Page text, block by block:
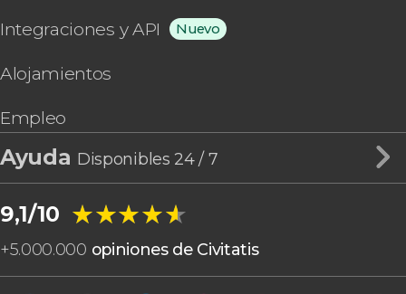
Integraciones y API Nuevo
Alojamientos
Empleo
Ayuda Disponibles 24 / 7
9,1/10 ★★★★★
★★★★★
+5.000.000 opiniones de Civitatis